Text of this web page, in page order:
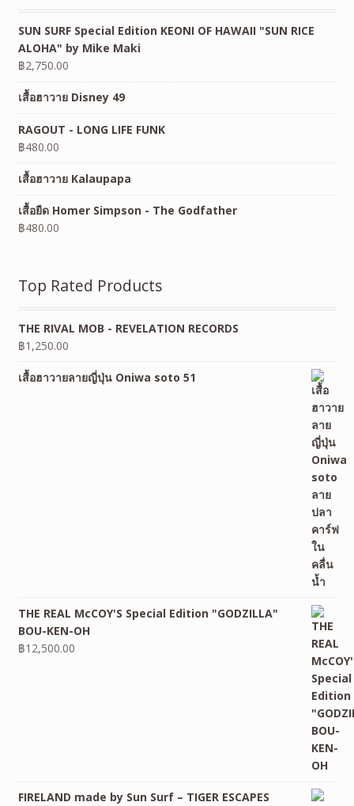
SUN SURF Special Edition KEONI OF HAWAII "SUN RICE
ALOHA" by Mike Maki
฿2,750.00
เสื้อฮาวาย Disney 49
RAGOUT - LONG LIFE FUNK
฿480.00
เสื้อฮาวาย Kalaupapa
เสื้อยืด Homer Simpson - The Godfather
฿480.00
Top Rated Products
THE RIVAL MOB - REVELATION RECORDS
฿1,250.00
เสื้อฮาวายลายญี่ปุ่น Oniwa soto 51
THE REAL McCOY'S Special Edition "GODZILLA"
BOU-KEN-OH
฿12,500.00
FIRELAND made by Sun Surf – TIGER ESCAPES